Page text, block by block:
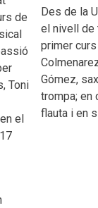
de
Toni
el
Des de la
el nivell de
primer
Gómez,
trompa; en
flauta i en